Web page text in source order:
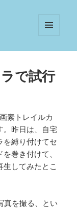
ーとウ
ット
で試行
素トレイルカ
。昨日は、自宅
を縛り付けてセ
巻き付けて、
してみたとこ
真を撮る、とい